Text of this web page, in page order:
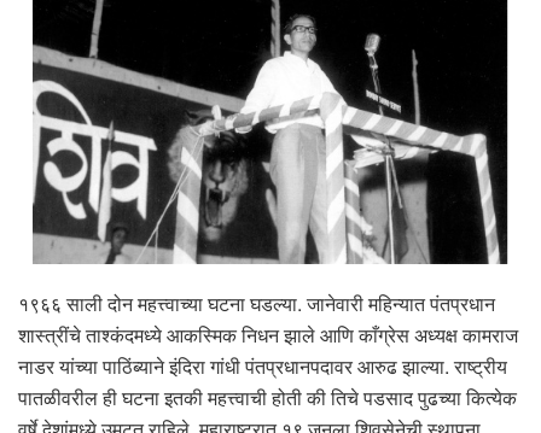
१९६६ साली दोन महत्त्वाच्या घटना घडल्या. जानेवारी महिन्यात पंतप्रधान
शास्त्रींचे ताश्कंदमध्ये आकस्मिक निधन झाले आणि काँग्रेस अध्यक्ष कामराज
नाडर यांच्या पाठिंब्याने इंदिरा गांधी पंतप्रधानपदावर आरुढ झाल्या. राष्ट्रीय
पातळीवरील ही घटना इतकी महत्त्वाची होती की तिचे पडसाद पुढच्या कित्येक